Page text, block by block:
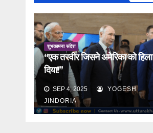
शुभकामना संदेश
“एक तस्वीर जिसने अमेरिका को हिला
दिया!”
SEP 4, 2025
YOGESH
JINDORIA